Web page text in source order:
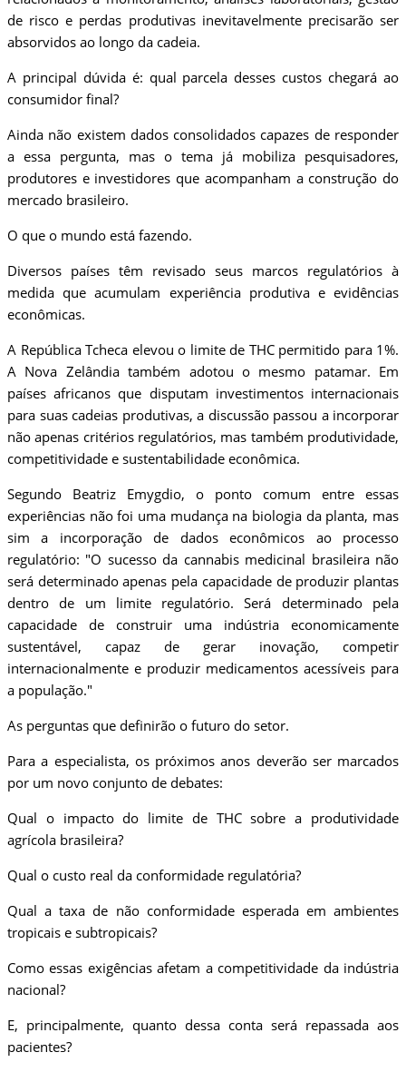
de risco e perdas produtivas inevitavelmente precisarão ser
absorvidos ao longo da cadeia.
A principal dúvida é: qual parcela desses custos chegará ao
consumidor final?
Ainda não existem dados consolidados capazes de responder
a essa pergunta, mas o tema já mobiliza pesquisadores,
produtores e investidores que acompanham a construção do
mercado brasileiro.
O que o mundo está fazendo.
Diversos países têm revisado seus marcos regulatórios à
medida que acumulam experiência produtiva e evidências
econômicas.
A República Tcheca elevou o limite de THC permitido para 1%.
A Nova Zelândia também adotou o mesmo patamar. Em
países africanos que disputam investimentos internacionais
para suas cadeias produtivas, a discussão passou a incorporar
não apenas critérios regulatórios, mas também produtividade,
competitividade e sustentabilidade econômica.
Segundo Beatriz Emygdio, o ponto comum entre essas
experiências não foi uma mudança na biologia da planta, mas
sim a incorporação de dados econômicos ao processo
regulatório: "O sucesso da cannabis medicinal brasileira não
será determinado apenas pela capacidade de produzir plantas
dentro de um limite regulatório. Será determinado pela
capacidade de construir uma indústria economicamente
sustentável, capaz de gerar inovação, competir
internacionalmente e produzir medicamentos acessíveis para
a população."
As perguntas que definirão o futuro do setor.
Para a especialista, os próximos anos deverão ser marcados
por um novo conjunto de debates:
Qual o impacto do limite de THC sobre a produtividade
agrícola brasileira?
Qual o custo real da conformidade regulatória?
Qual a taxa de não conformidade esperada em ambientes
tropicais e subtropicais?
Como essas exigências afetam a competitividade da indústria
nacional?
E, principalmente, quanto dessa conta será repassada aos
pacientes?